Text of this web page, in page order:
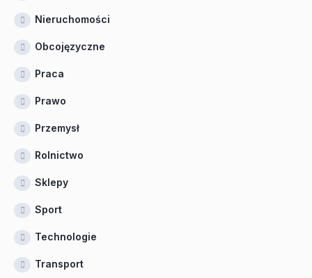
Nieruchomości
Obcojęzyczne
Praca
Prawo
Przemysł
Rolnictwo
Sklepy
Sport
Technologie
Transport